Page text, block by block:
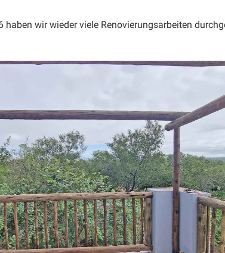
haben wir wieder viele Renovierungsarbeiten